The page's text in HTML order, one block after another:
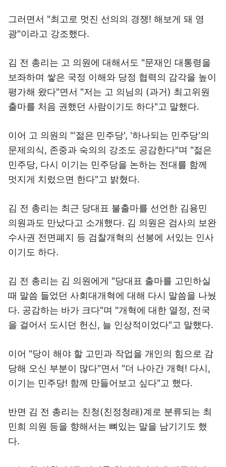
그러면서 "최고로 멋진 선의의 경쟁! 해보게 돼 영
광"이라고 강조했다.
김 전 총리는 고 의원에 대해서도 "문재인 대통령을
보좌하며 쌓은 국정 이해와 당정 협력의 감각을 높이
평가해 왔다"면서 "저는 고 의님의 (과거) 최고위원
출마를 처음 권했던 사람이기도 하다"고 말했다.
이어 고 의원의 "'젊은 민주당', '하나되는 민주당'의
문제의식, 존중과 숙의의 강조도 공감한다"며 "젊은
민주당, 다시 이기는 민주당을 논하는 전대를 함께
멋지게 치렀으면 한다"고 밝혔다.
김 전 총리는 최근 당대표 불출마를 선언한 김용민
의원과도 만났다고 소개했다. 김 의원은 검사의 보완
수사권 전면폐지 등 검찰개혁의 선봉에 서있는 인사
이기도 하다.
김 전 총리는 김 의원에게 "당대표 출마를 고민하실
때 말씀 들었던 사회대개혁에 대해 다시 말씀을 나눴
다. 공감하는 바가 크다"며 "개혁에 대한 열정, 전국
을 걸어서 도시던 헌신, 늘 인상적이었다"고 말했다.
이어 "당이 해야 할 고민과 작업을 개인의 힘으로 감
당해 오신 부분이 많다"면서 "더 나아간 개혁! 다시,
이기는 민주당! 함께 만들어보고 싶다"고 했다.
반면 김 전 총리는 친청(친정청래)계로 분류되는 최
민희 의원 등을 향해서는 뼈있는 말을 남기기도 했
다.